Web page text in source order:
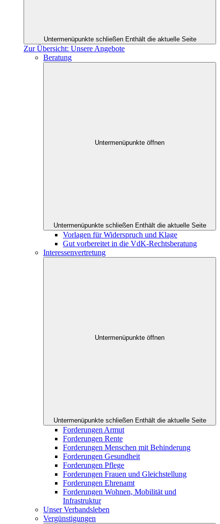
Untermenüpunkte schließen Enthält die aktuelle Seite
Zur Übersicht: Unsere Angebote
Beratung
Untermenüpunkte öffnen
Untermenüpunkte schließen Enthält die aktuelle Seite
Vorlagen für Widerspruch und Klage
Gut vorbereitet in die VdK-Rechtsberatung
Interessenvertretung
Untermenüpunkte öffnen
Untermenüpunkte schließen Enthält die aktuelle Seite
Forderungen Armut
Forderungen Rente
Forderungen Menschen mit Behinderung
Forderungen Gesundheit
Forderungen Pflege
Forderungen Frauen und Gleichstellung
Forderungen Ehrenamt
Forderungen Wohnen, Mobilität und
Infrastruktur
Unser Verbandsleben
Vergünstigungen